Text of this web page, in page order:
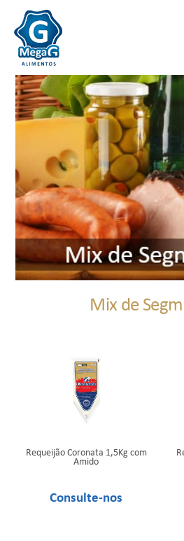
Mix de
Requeijão Coronata 1,5Kg com
Amido